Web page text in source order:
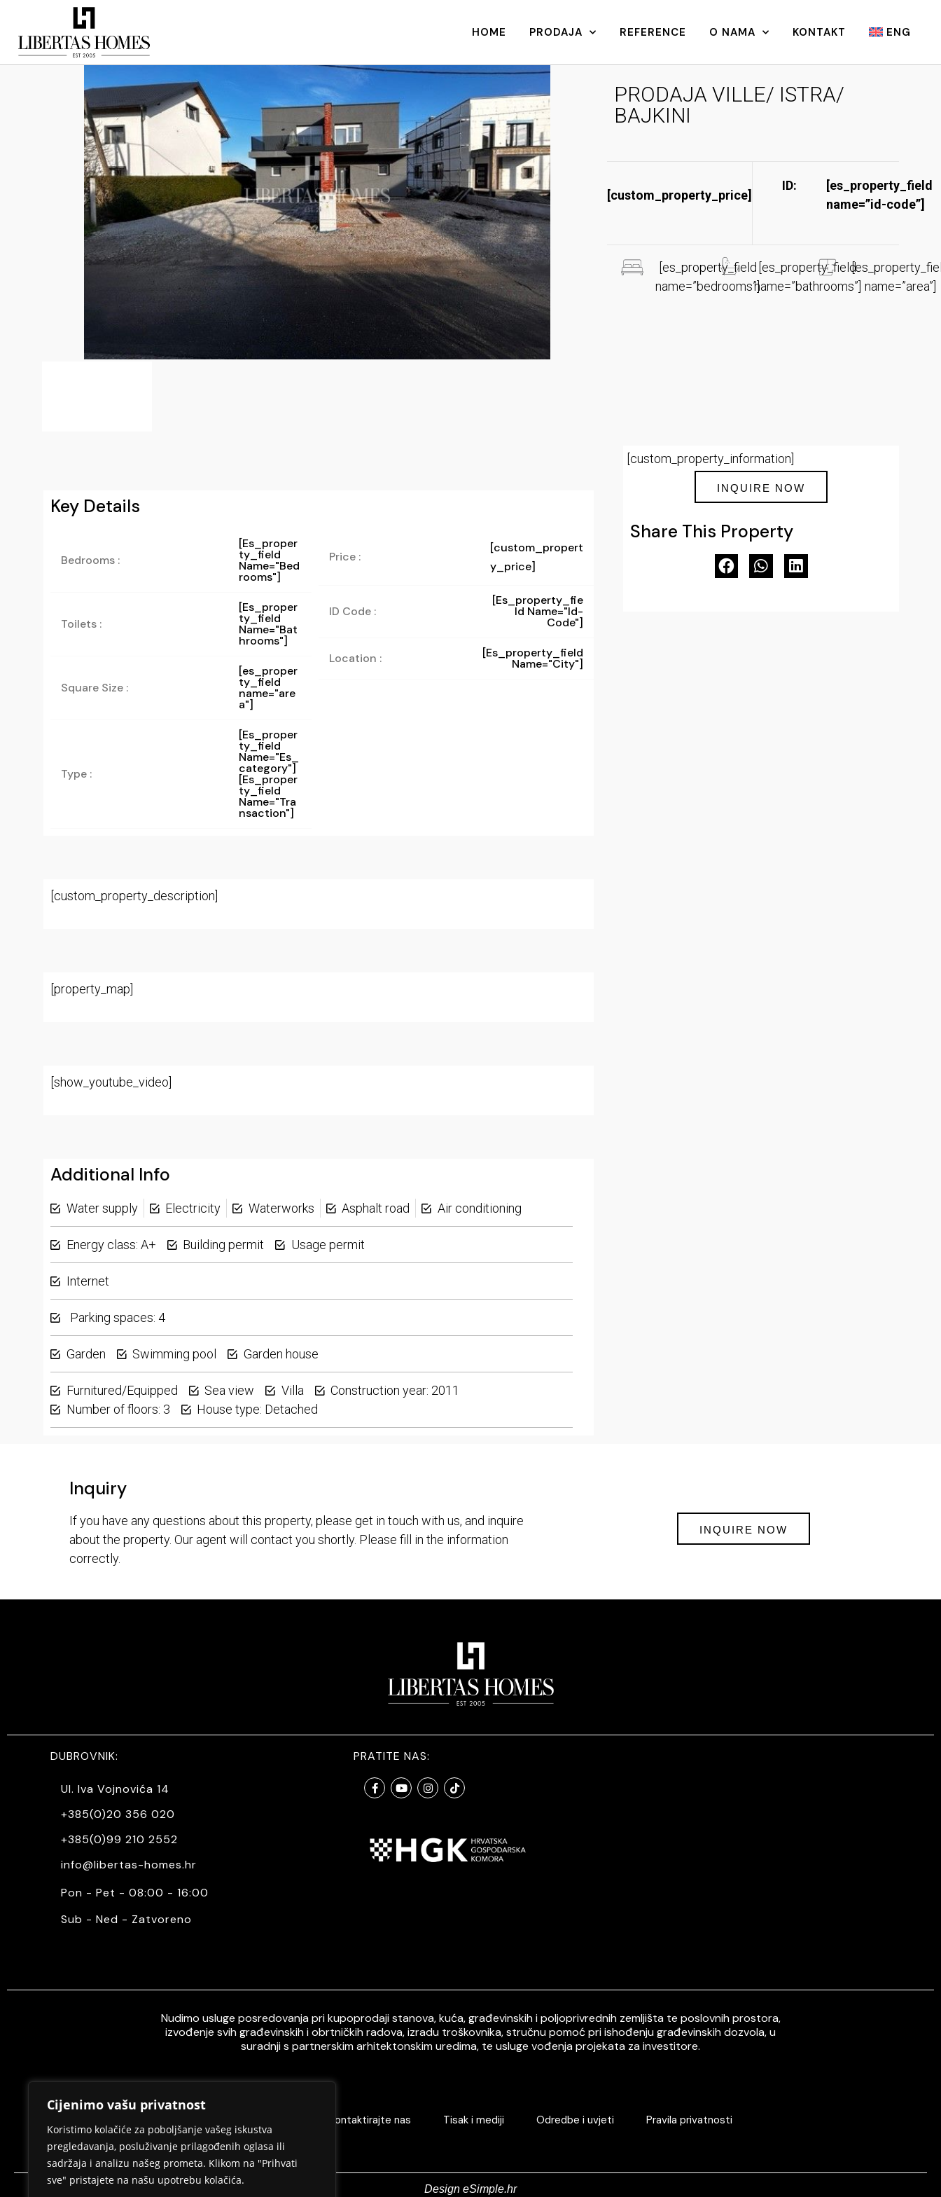
Cijenimo vašu privatnost
Koristimo kolačiće za poboljšanje vašeg iskustva
pregledavanja, posluživanje prilagođenih oglasa ili
sadržaja i analizu našeg prometa. Klikom na "Prihvati
sve" pristajete na našu upotrebu kolačića.
HOME PRODAJA REFERENCE O NAMA KONTAKT ENG
PRODAJA VILLE/ ISTRA/
BAJKINI
[custom_property_price]
ID:
[es_property_field
name=”id-code”]​
[es_property_field
name=”bedrooms”]
[es_property_field
name=”bathrooms”] name=”area”]
Key Details
Bedrooms :
[es_proper
Ty_field
Name="bed
Rooms"]
Toilets :
[es_proper
Ty_field
Name="bat
Hrooms"]
Square Size :
[es_proper
ty_field
name="are
a"]
Type :
[es_proper
Ty_field
Name="es_
Category"]
[es_proper
Ty_field
Name="tra
Nsaction"]
Price :
[custom_propert
y_price]
ID Code :
[es_property_fie
Ld Name="id-
Code"]
Location : [es_property_field
Name="city"]
[custom_property_description]
[property_map]
[show_youtube_video]
Additional Info
Water supply Electricity Waterworks Asphalt road Air conditioning
Energy class: A+ Building permit Usage permit
Internet
Parking spaces: 4
Garden Swimming pool Garden house
Furnitured/Equipped Sea view Villa
Construction year: 2011
Number of floors: 3
House type: Detached
[custom_property_information]
INQUIRE NOW
Share This Property
Inquiry
If you have any questions about this property, please get in touch with us, and inquire
about the property. Our agent will contact you shortly. Please fill in the information
correctly.
INQUIRE NOW
DUBROVNIK:
Ul. Iva Vojnovića 14
+385(0)20 356 020
+385(0)99 210 2552
info@libertas-homes.hr
Pon - Pet - 08:00 - 16:00
Sub - Ned - Zatvoreno
PRATITE NAS:
Nudimo usluge posredovanja pri kupoprodaji stanova, kuća, građevinskih i poljoprivrednih zemljišta te poslovnih prostora,
izvođenje svih građevinskih i obrtničkih radova, izradu troškovnika, stručnu pomoć pri ishođenju građevinskih dozvola, u
suradnji s partnerskim arhitektonskim uredima, te usluge vođenja projekata za investitore.
Kontaktirajte nas Tisak i mediji Odredbe i uvjeti Pravila privatnosti
Design eSimple.hr